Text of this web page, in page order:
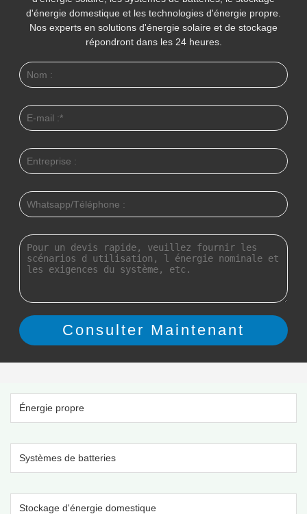
d'énergie domestique et les technologies d'énergie propre.
Nos experts en solutions d'énergie solaire et de stockage
répondront dans les 24 heures.
Énergie propre
Systèmes de batteries
Stockage d'énergie domestique